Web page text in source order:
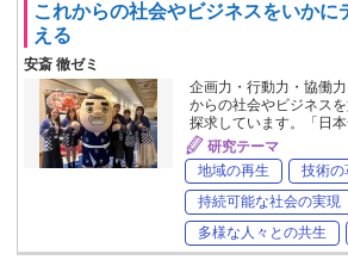
これからの社会やビジネスをいかに
える
安斎 徹ゼミ
企画力・行動力・協働
からの社会やビジネス
探求しています。「日
研究テーマ
地域の再生
技術の
持続可能な社会の実現
多様な人々との共生